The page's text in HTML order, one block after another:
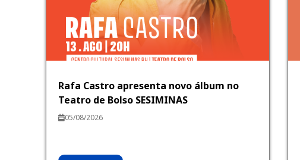
Rafa Castro apresenta novo álbum no
Teatro de Bolso SESIMINAS
05/08/2026